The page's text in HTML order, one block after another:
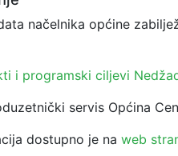
načelnika općine
i programski ciljevi
servis Općina
dostupno je na web